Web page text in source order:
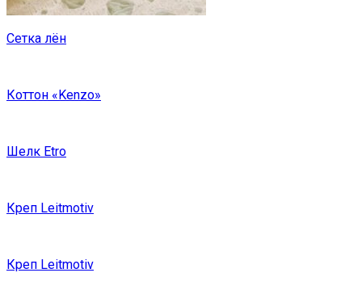
Сетка лён
Коттон «Kenzo»
Шелк Etro
Креп Leitmotiv
Креп Leitmotiv